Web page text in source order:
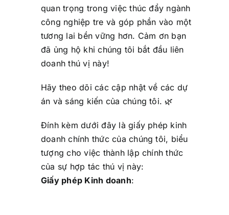
quan trọng trong việc thúc đẩy ngành
công nghiệp tre và góp phần vào một
tương lai bền vững hơn. Cảm ơn bạn
đã ủng hộ khi chúng tôi bắt đầu liên
doanh thú vị này!
Hãy theo dõi các cập nhật về các dự
án và sáng kiến của chúng tôi. 🌿
Đính kèm dưới đây là giấy phép kinh
doanh chính thức của chúng tôi, biểu
tượng cho việc thành lập chính thức
của sự hợp tác thú vị này:
Giấy phép Kinh doanh: